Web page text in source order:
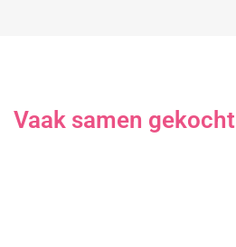
Vaak samen gekocht